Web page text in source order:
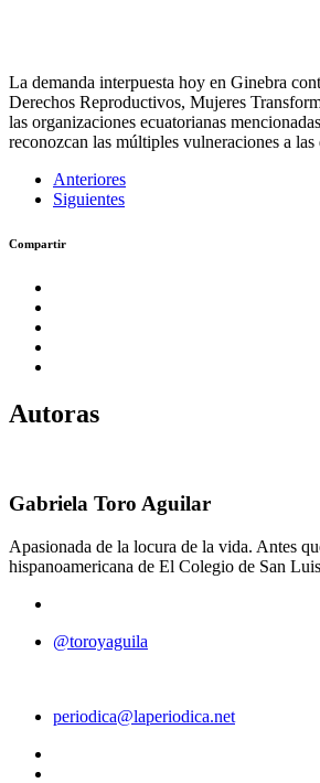
La demanda interpuesta hoy en Ginebra
Derechos Reproductivos, Mujeres
las organizaciones ecuatorianas
reconozcan las múltiples vulneraciones a las
Anteriores
Siguientes
Compartir
Autoras
Gabriela Toro Aguilar
Apasionada de la locura de la vida. Antes
hispanoamericana de El Colegio de San
@toroyaguila
periodica@laperiodica.net